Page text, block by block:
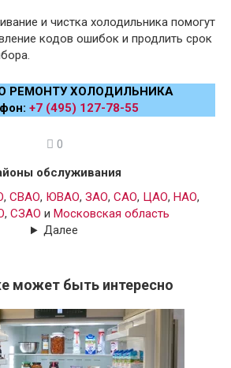
и чистка холодильника помогут
кодов ошибок и продлить срок
РЕМОНТУ ХОЛОДИЛЬНИКА
+7 (495) 127-78-55
0
обслуживания
, СВАО, ЮВАО, ЗАО, САО, ЦАО, НАО,
, СЗАО и Московская область
Далее
может быть интересно